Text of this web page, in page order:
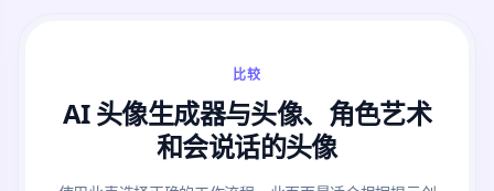
比较
AI 头像生成器与头像、角色艺术
和会说话的头像